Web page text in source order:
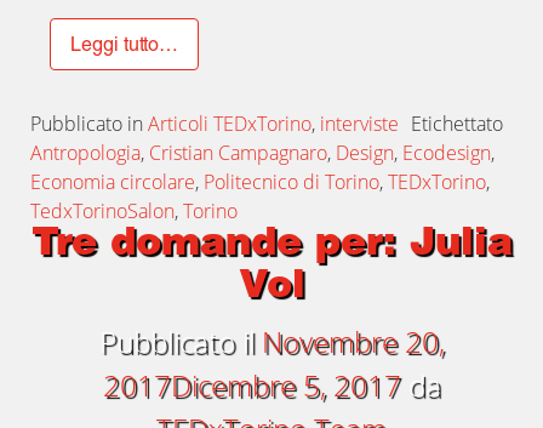
Leggi tutto…
Pubblicato in Articoli TEDxTorino, interviste Etichettato
Antropologia, Cristian Campagnaro, Design, Ecodesign,
Economia circolare, Politecnico di Torino,TEDxTorino,
TedxTorinoSalon,Torino
Tre domande per: Julia
Vol
Pubblicato il Novembre 20,
2017Dicembre 5, 2017da